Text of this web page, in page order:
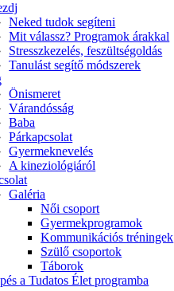
Neked tudok segíteni
Mit válassz? Programok árakkal
Stresszkezelés, feszültségoldás
Tanulást segítő módszerek
Önismeret
Várandósság
Baba
Párkapcsolat
Gyermeknevelés
A kineziológiáról
Galéria
Női csoport
Gyermekprogramok
Kommunikációs tréningek
Szülő csoportok
Táborok
a Tudatos Élet programba